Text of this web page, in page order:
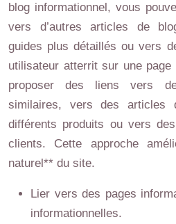
blog informationnel, vous
vers d’autres articles de
guides plus détaillés ou vers
utilisateur atterrit sur une
proposer des liens vers
similaires, vers des articles
différents produits ou vers
clients. Cette approche
naturel** du site.
Lier vers des pages
informationnelles.